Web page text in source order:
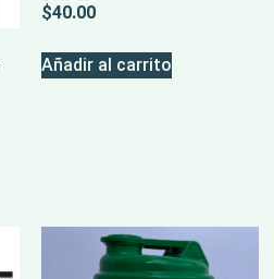
$40.00
Añadir al carrito